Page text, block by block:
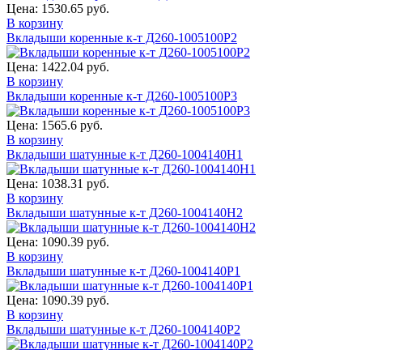
Цена: 1530.65 руб.
В корзину
Вкладыши коренные к-т Д260-1005100Р2
Цена: 1422.04 руб.
В корзину
Вкладыши коренные к-т Д260-1005100Р3
Цена: 1565.6 руб.
В корзину
Вкладыши шатунные к-т Д260-1004140Н1
Цена: 1038.31 руб.
В корзину
Вкладыши шатунные к-т Д260-1004140Н2
Цена: 1090.39 руб.
В корзину
Вкладыши шатунные к-т Д260-1004140Р1
Цена: 1090.39 руб.
В корзину
Вкладыши шатунные к-т Д260-1004140Р2